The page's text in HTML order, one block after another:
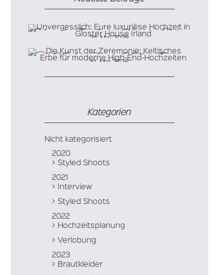
Unvergesslich: Eure luxuriöse Hochzeit in Gloster
House Irland
24. Mai 2026
Die Kunst der Zeremonie: Keltisches Erbe für
moderne High-End-Hochzeiten
10. Mai 2026
Kategorien
Nicht kategorisiert
2020
Styled Shoots
2021
Interview
Styled Shoots
2022
Hochzeitsplanung
Verlobung
2023
Brautkleider